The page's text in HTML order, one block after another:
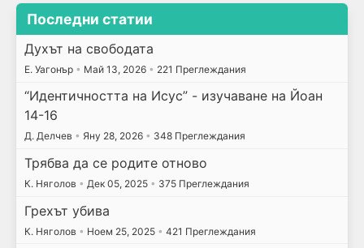
Последни статии
Духът на свободата
E. Уагонър • Май 13, 2026 • 221 Преглеждания
“Идентичността на Исус” - изучаване на Йоан
14-16
Д. Делчев • Яну 28, 2026 • 348 Преглеждания
Трябва да се родите отново
К. Няголов • Дек 05, 2025 • 375 Преглеждания
Грехът убива
К. Няголов • Ноем 25, 2025 • 421 Преглеждания